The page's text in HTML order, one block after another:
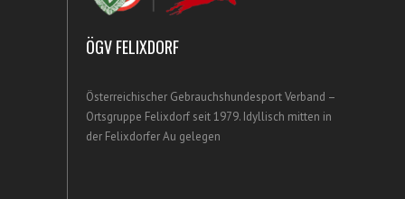
ÖGV FELIXDORF
Österreichischer Gebrauchshundesport Verband –
Ortsgruppe Felixdorf seit 1979. Idyllisch mitten in
der Felixdorfer Au gelegen